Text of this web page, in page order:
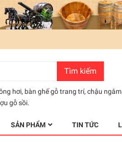
Tìm kiếm
hơi, bàn ghế gỗ trang trí, chậu
gỗ sồi.
SẢN PHẨM TIN TỨC